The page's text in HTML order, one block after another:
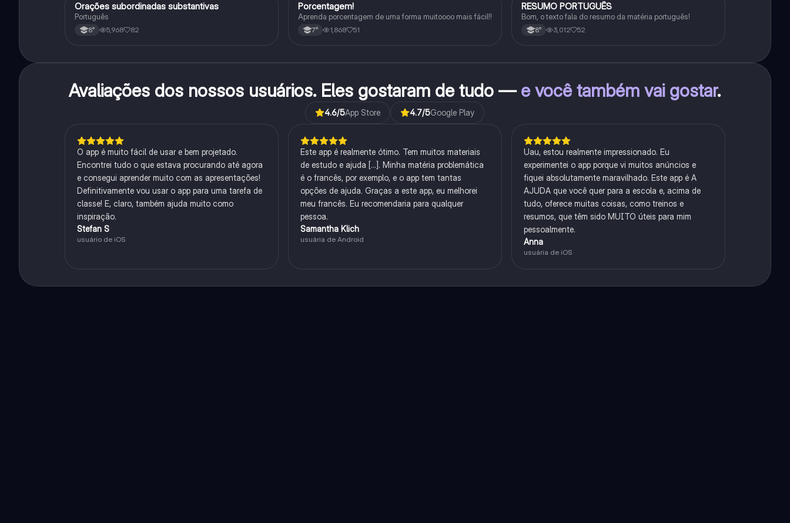
Português
Orações subordinadas substantivas
Português
8° 5,968 82
Matematica
Porcentagem!
Aprenda porcentagem de uma forma muitoooo mais fácil!!
7° 1,868 51
Português
RESUMO PORTUGUÊS
Bom, o texto fala do resumo da matéria português!
8° 3,012 52
Avaliações dos nossos usuários. Eles gostaram de tudo —e você também vai gostar.
4.6/5App Store 4.7/5Google Play
O app é muito fácil de usar e bem projetado.
Encontrei tudo o que estava procurando até agora
e consegui aprender muito com as apresentações!
Definitivamente vou usar o app para uma tarefa de
classe! E, claro, também ajuda muito como
inspiração.
Stefan S
usuário de iOS
Este app é realmente ótimo. Tem muitos materiais
de estudo e ajuda [...]. Minha matéria problemática
é o francês, por exemplo, e o app tem tantas
opções de ajuda. Graças a este app, eu melhorei
meu francês. Eu recomendaria para qualquer
pessoa.
Samantha Klich
usuária de Android
Uau, estou realmente impressionado. Eu
experimentei o app porque vi muitos anúncios e
fiquei absolutamente maravilhado. Este app é A
AJUDA que você quer para a escola e, acima de
tudo, oferece muitas coisas, como treinos e
resumos, que têm sido MUITO úteis para mim
pessoalmente.
Anna
usuária de iOS